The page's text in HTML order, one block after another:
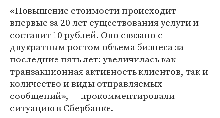
«Повышение стоимости происходит
впервые за 20 лет существования услуги и
составит 10 рублей. Оно связано с
двукратным ростом объема бизнеса за
последние пять лет: увеличилась как
транзакционная активность клиентов, так и
количество и виды отправляемых
сообщений», — прокомментировали
ситуацию в Сбербанке.